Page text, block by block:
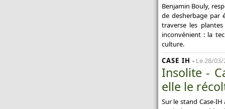
Benjamin Bouly,
de desherbage par
traverse les
inconvénient : la
culture.
CASE IH - Le 28/03/
Insolite -
elle le
Sur le stand Case-